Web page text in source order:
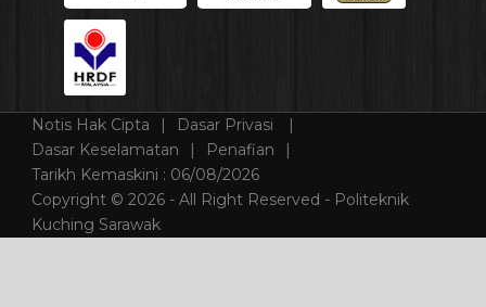
Notis Hak Cipta
Dasar Privasi
Dasar Keselamatan
Penafian
Tarikh Kemaskini : 06/08/2026
Copyright © 2026 - All Right Reserved - Politeknik
Kuching Sarawak